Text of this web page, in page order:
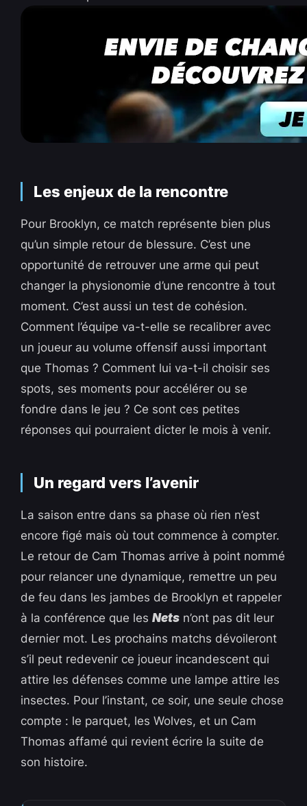
Les enjeux de la rencontre
Pour Brooklyn, ce match représente bien plus
qu’un simple retour de blessure. C’est une
opportunité de retrouver une arme qui peut
changer la physionomie d’une rencontre à tout
moment. C’est aussi un test de cohésion.
Comment l’équipe va-t-elle se recalibrer avec
un joueur au volume offensif aussi important
que Thomas ? Comment lui va-t-il choisir ses
spots, ses moments pour accélérer ou se
fondre dans le jeu ? Ce sont ces petites
réponses qui pourraient dicter le mois à venir.
Un regard vers l’avenir
La saison entre dans sa phase où rien n’est
encore figé mais où tout commence à compter.
Le retour de Cam Thomas arrive à point nommé
pour relancer une dynamique, remettre un peu
de feu dans les jambes de Brooklyn et rappeler
à la conférence que lesNets n’ont pas dit leur
dernier mot. Les prochains matchs dévoileront
s’il peut redevenir ce joueur incandescent qui
attire les défenses comme une lampe attire les
insectes. Pour l’instant, ce soir, une seule chose
compte : le parquet, les Wolves, et un Cam
Thomas affamé qui revient écrire la suite de
son histoire.